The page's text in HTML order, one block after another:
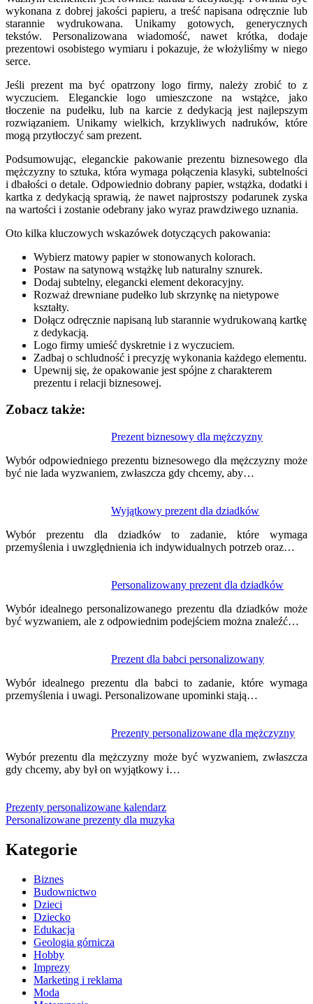
wykonana z dobrej jakości papieru, a treść napisana odręcznie lub
starannie wydrukowana. Unikamy gotowych, generycznych
tekstów. Personalizowana wiadomość, nawet krótka, dodaje
prezentowi osobistego wymiaru i pokazuje, że włożyliśmy w niego
serce.
Jeśli prezent ma być opatrzony logo firmy, należy zrobić to z
wyczuciem. Eleganckie logo umieszczone na wstążce, jako
tłoczenie na pudełku, lub na karcie z dedykacją jest najlepszym
rozwiązaniem. Unikamy wielkich, krzykliwych nadruków, które
mogą przytłoczyć sam prezent.
Podsumowując, eleganckie pakowanie prezentu biznesowego dla
mężczyzny to sztuka, która wymaga połączenia klasyki, subtelności
i dbałości o detale. Odpowiednio dobrany papier, wstążka, dodatki i
kartka z dedykacją sprawią, że nawet najprostszy podarunek zyska
na wartości i zostanie odebrany jako wyraz prawdziwego uznania.
Oto kilka kluczowych wskazówek dotyczących pakowania:
Wybierz matowy papier w stonowanych kolorach.
Postaw na satynową wstążkę lub naturalny sznurek.
Dodaj subtelny, elegancki element dekoracyjny.
Rozważ drewniane pudełko lub skrzynkę na nietypowe
kształty.
Dołącz odręcznie napisaną lub starannie wydrukowaną kartkę
z dedykacją.
Logo firmy umieść dyskretnie i z wyczuciem.
Zadbaj o schludność i precyzję wykonania każdego elementu.
Upewnij się, że opakowanie jest spójne z charakterem
prezentu i relacji biznesowej.
Zobacz także:
Prezent biznesowy dla mężczyzny
Wybór odpowiedniego prezentu biznesowego dla mężczyzny może
być nie lada wyzwaniem, zwłaszcza gdy chcemy, aby…
Wyjątkowy prezent dla dziadków
Wybór prezentu dla dziadków to zadanie, które wymaga
przemyślenia i uwzględnienia ich indywidualnych potrzeb oraz…
Personalizowany prezent dla dziadków
Wybór idealnego personalizowanego prezentu dla dziadków może
być wyzwaniem, ale z odpowiednim podejściem można znaleźć…
Prezent dla babci personalizowany
Wybór idealnego prezentu dla babci to zadanie, które wymaga
przemyślenia i uwagi. Personalizowane upominki stają…
Prezenty personalizowane dla mężczyzny
Wybór prezentu dla mężczyzny może być wyzwaniem, zwłaszcza
gdy chcemy, aby był on wyjątkowy i…
wpisu
Prezenty personalizowane kalendarz
Personalizowane prezenty dla muzyka
Kategorie
Biznes
Budownictwo
Dzieci
Dziecko
Edukacja
Geologia górnicza
Hobby
Imprezy
Marketing i reklama
Moda